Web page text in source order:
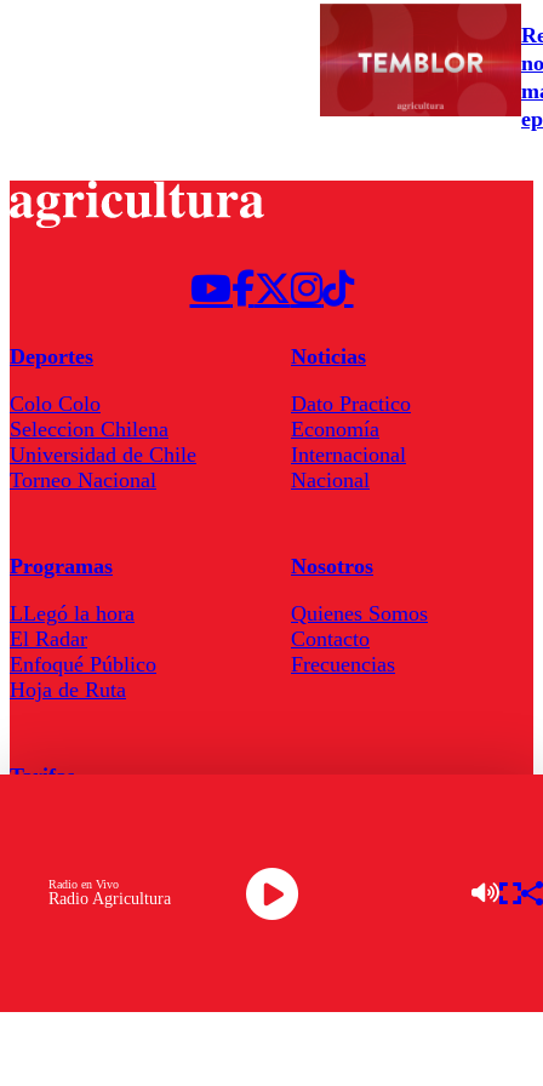
Radio Agricultura
Radio en Vivo
Deportes
Colo Colo
Seleccion Chilena
Universidad de Chile
Torneo Nacional
Noticias
Dato Practico
Economía
Internacional
Nacional
Programas
LLegó la hora
El Radar
Enfoqué Público
Hoja de Ruta
Nosotros
Quienes Somos
Contacto
Frecuencias
Tarifas
Descarga la APP